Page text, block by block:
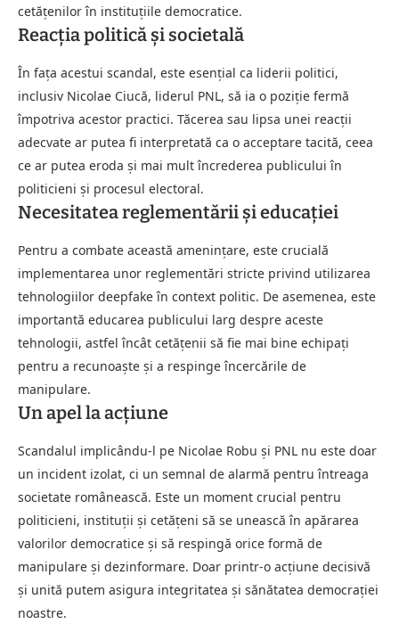
cetățenilor în instituțiile democratice.
Reacția politică și societală
În fața acestui scandal, este esențial ca liderii politici,
inclusiv Nicolae Ciucă, liderul PNL, să ia o poziție fermă
împotriva acestor practici. Tăcerea sau lipsa unei reacții
adecvate ar putea fi interpretată ca o acceptare tacită, ceea
ce ar putea eroda și mai mult încrederea publicului în
politicieni și procesul electoral.
Necesitatea reglementării și educației
Pentru a combate această amenințare, este crucială
implementarea unor reglementări stricte privind utilizarea
tehnologiilor deepfake în context politic. De asemenea, este
importantă educarea publicului larg despre aceste
tehnologii, astfel încât cetățenii să fie mai bine echipați
pentru a recunoaște și a respinge încercările de
manipulare.
Un apel la acțiune
Scandalul implicându-l pe Nicolae Robu și PNL nu este doar
un incident izolat, ci un semnal de alarmă pentru întreaga
societate românească. Este un moment crucial pentru
politicieni, instituții și cetățeni să se unească în apărarea
valorilor democratice și să respingă orice formă de
manipulare și dezinformare. Doar printr-o acțiune decisivă
și unită putem asigura integritatea și sănătatea democrației
noastre.